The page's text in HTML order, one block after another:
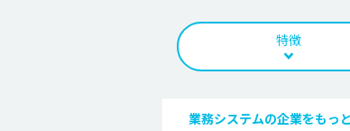
特徴
業務システムの企業をもっ